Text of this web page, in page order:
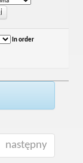
In order
następny